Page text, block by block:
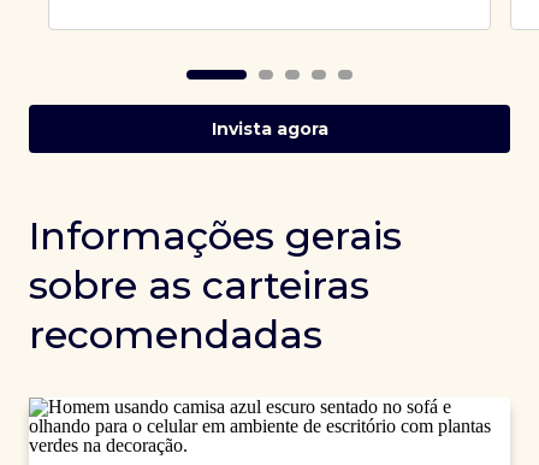
Invista agora
Informações gerais
sobre as carteiras
recomendadas